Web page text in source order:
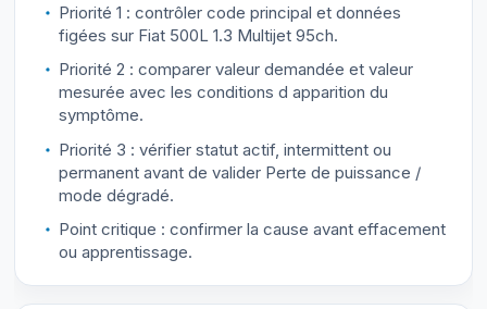
Priorité 1 : contrôler code principal et données
figées sur Fiat 500L 1.3 Multijet 95ch.
Priorité 2 : comparer valeur demandée et valeur
mesurée avec les conditions d apparition du
symptôme.
Priorité 3 : vérifier statut actif, intermittent ou
permanent avant de valider Perte de puissance /
mode dégradé.
Point critique : confirmer la cause avant effacement
ou apprentissage.